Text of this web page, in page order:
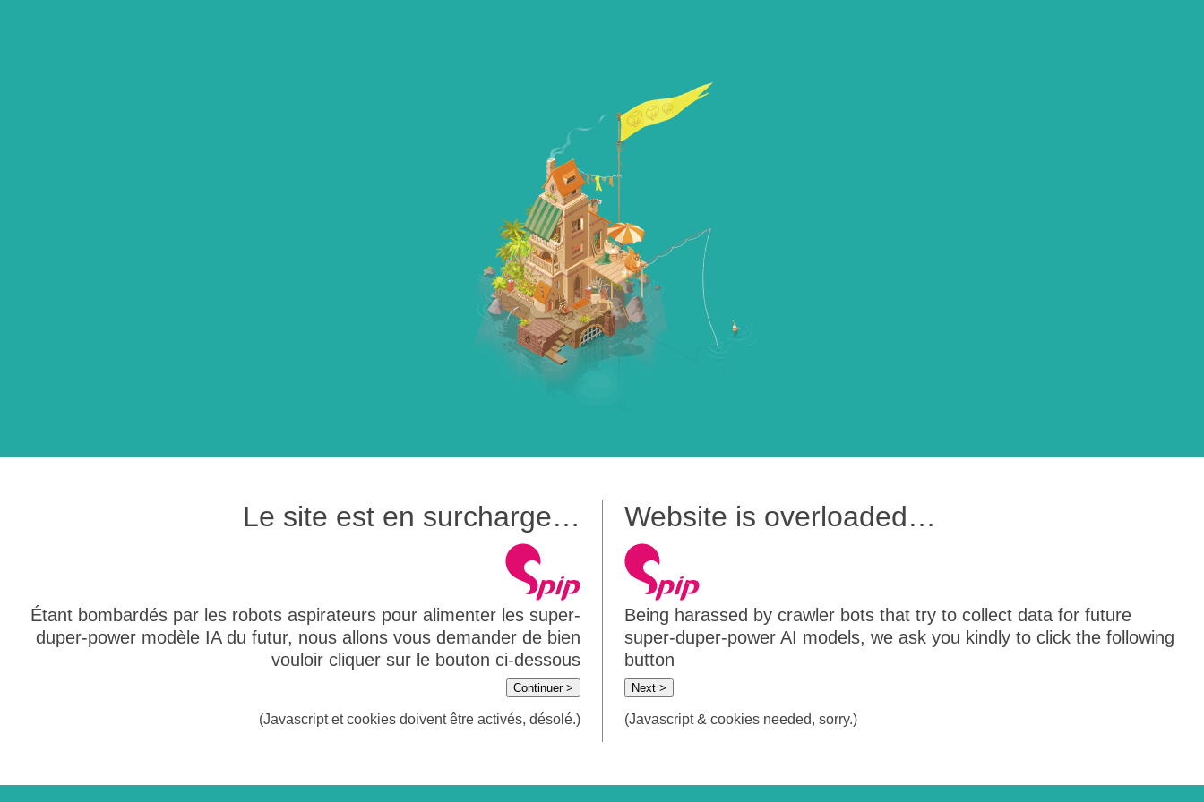
Le site est en surcharge…
Étant bombardés par les robots aspirateurs pour alimenter les super-
duper-power modèle IA du futur, nous allons vous demander de bien
vouloir cliquer sur le bouton ci-dessous
Continuer >
(Javascript et cookies doivent être activés, désolé.)
Website is overloaded…
Being harassed by crawler bots that try to collect data for future
super-duper-power AI models, we ask you kindly to click the following
button
Next >
(Javascript & cookies needed, sorry.)